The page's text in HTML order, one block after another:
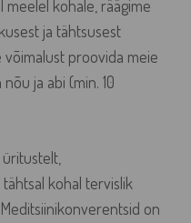
meelel kohale, räägime
ja tähtsusest
võimalust proovida meie
ja abi (min. 10
kohal tervislik
on